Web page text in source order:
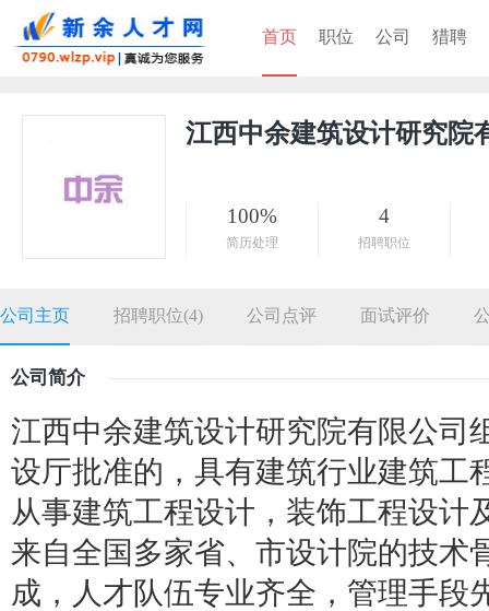
首页 职位 公司 猎聘
江西中余建筑设计研究院
100%
简历处理
4
招聘职位
公司主页 招聘职位(4) 公司点评 面试评价
公司简介
江西中余建筑设计研究院有限公司
设厅批准的，具有建筑行业建筑工
从事建筑工程设计，装饰工程设计
来自全国多家省、市设计院的技术
成，人才队伍专业齐全，管理手段